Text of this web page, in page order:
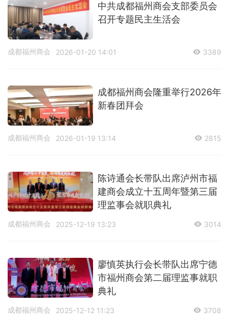
中共成都福州商会支部委员会
召开专题民主生活会
成都福州商会 2026-01-20 14:01 3389
成都福州商会隆重举行2026年
新春团拜会
成都福州商会 2026-01-19 13:14 2815
陈诗通会长带队出席泸州市福
建商会成立十五周年暨第三届
理监事会就职典礼
成都福州商会 2025-12-19 13:23 3014
廖慎英执行会长带队出席宁德
市福州商会第二届理监事就职
典礼
成都福州商会 2025-12-12 11:23 3708